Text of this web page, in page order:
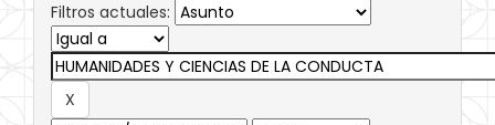
Filtros actuales: